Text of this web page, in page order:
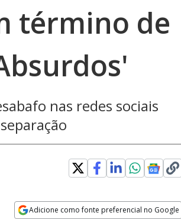
término de
nas redes sociais
Adicione como fonte preferencial no Google